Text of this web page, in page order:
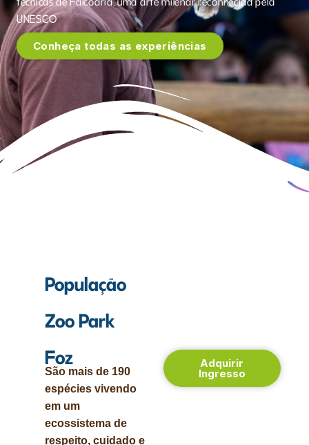
UNESCO
Conheça todas as experiências
População
Zoo Park
Foz
São mais de 190
espécies vivendo
em um
ecossistema de
respeito, cuidado e
Adquirir
Ingresso